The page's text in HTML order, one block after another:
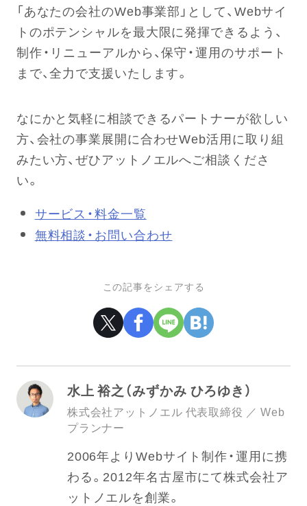
「あなたの会社のWeb事業部」として、Webサイ
トのポテンシャルを最大限に発揮できるよう、
制作・リニューアルから、保守・運用のサポート
まで、全力で支援いたします。
なにかと気軽に相談できるパートナーが欲しい
方、会社の事業展開に合わせWeb活用に取り組
みたい方、ぜひアットノエルへご相談くださ
い。
サービス・料金一覧
無料相談・お問い合わせ
この記事をシェアする
水上 裕之（みずかみ ひろゆき）
株式会社アットノエル 代表取締役 ／ Web
プランナー
2006年よりWebサイト制作・運用に携
わる。2012年名古屋市にて株式会社ア
ットノエルを創業。